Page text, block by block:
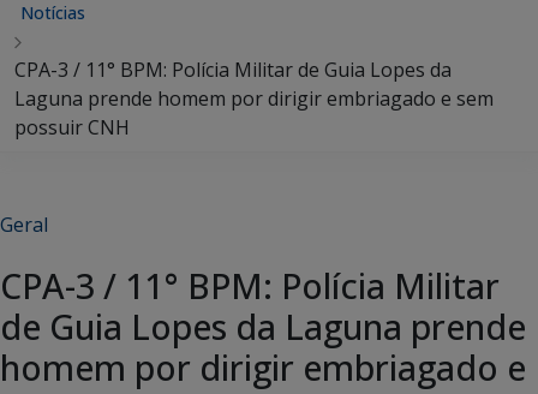
Notícias
CPA-3 / 11° BPM: Polícia Militar de Guia Lopes da
Laguna prende homem por dirigir embriagado e sem
possuir CNH
Geral
CPA-3 / 11° BPM: Polícia Militar
de Guia Lopes da Laguna prende
homem por dirigir embriagado e